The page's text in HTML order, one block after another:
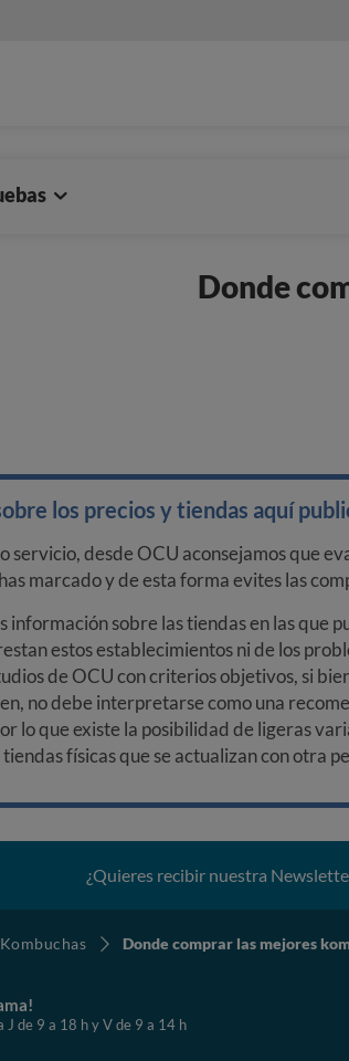
Donde
los precios y tiendas aquí
desde OCU aconsejamos que
marcado y de esta forma evites las
información sobre las tiendas en las que
estos establecimientos ni de los
de OCU con criterios objetivos, si
no debe interpretarse como una
lo que existe la posibilidad de ligeras
físicas que se actualizan con otra
¿Quieres recibir nuestra
Kombuchas Donde comprar las mejores
J de 9 a 18 h y V de 9 a 14 h